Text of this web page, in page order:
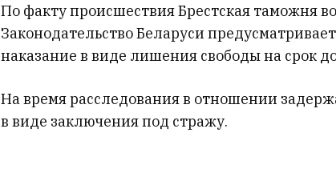
По факту происшествия Брестская таможня
Законодательство Беларуси
наказание в виде лишения свободы на срок
На время расследования в отношении
в виде заключения под стражу.